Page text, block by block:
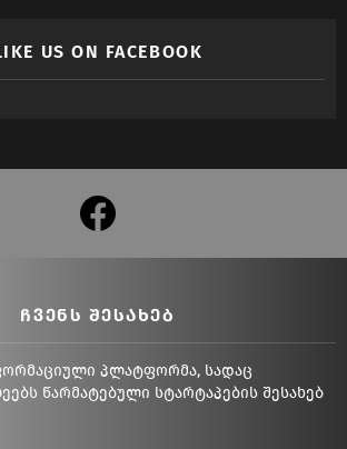
US ON FACEBOOK
facebook
ᲩᲕᲔᲜᲡ ᲨᲔᲡᲐᲮᲔᲑ
პლატფორმა, სადაც
წარმატებული სტარტაპების შესახებ